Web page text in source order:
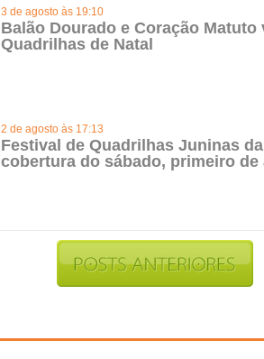
3 de agosto às 19:10
Balão Dourado e Coração Matuto
Quadrilhas de Natal
2 de agosto às 17:13
Festival de Quadrilhas Juninas
cobertura do sábado, primeiro de